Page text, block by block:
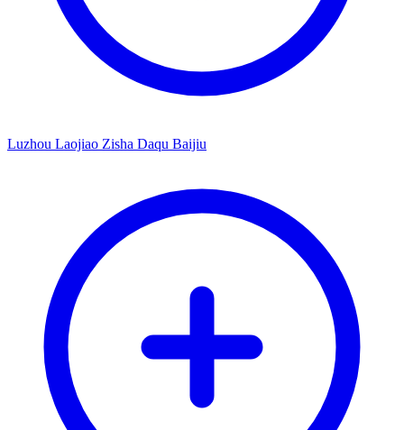
Luzhou Laojiao Zisha Daqu Baijiu